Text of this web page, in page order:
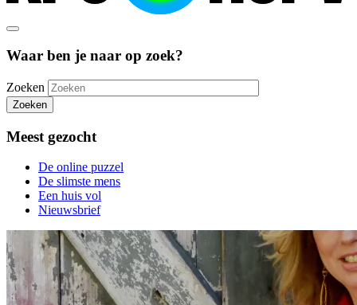
Waar ben je naar op zoek?
Zoeken
Zoeken
Meest gezocht
De online puzzel
De slimste mens
Een huis vol
Nieuwsbrief